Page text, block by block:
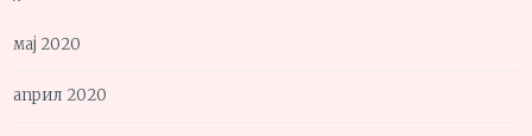
мај 2020
април 2020